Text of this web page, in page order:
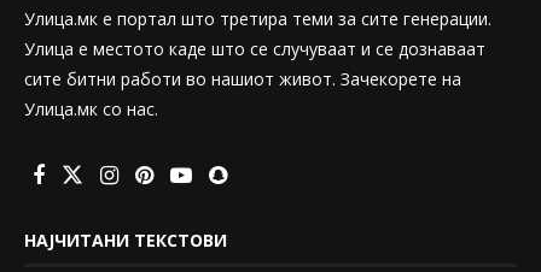
Улица.мк е портал што третира теми за сите генерации.
Улица е местото каде што се случуваат и се дознаваат
сите битни работи во нашиот живот. Зачекорете на
Улица.мк со нас.
НАЈЧИТАНИ ТЕКСТОВИ